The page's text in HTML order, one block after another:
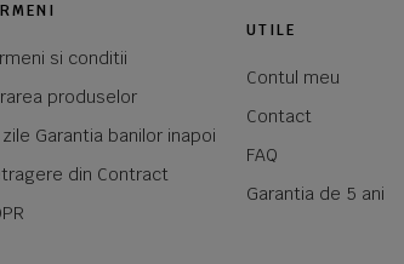
si conditii
produselor
zile Garantia banilor inapoi
din Contract
UTILE
Contul meu
Contact
FAQ
Garantia de 5 ani